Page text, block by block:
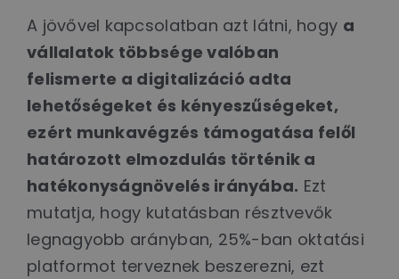
A jövővel kapcsolatban azt látni, hogy a
vállalatok többsége valóban
felismerte a digitalizáció adta
lehetőségeket és kényeszűségeket,
ezért munkavégzés támogatása felől
határozott elmozdulás történik a
hatékonyságnövelés irányába. Ezt
mutatja, hogy kutatásban résztvevők
legnagyobb arányban, 25%-ban oktatási
platformot terveznek beszerezni, ezt